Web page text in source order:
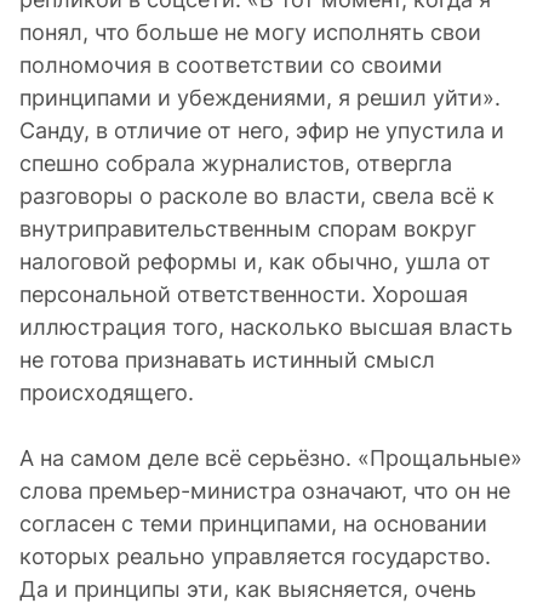
понял, что больше не могу исполнять свои
полномочия в соответствии со своими
принципами и убеждениями, я решил уйти».
Санду, в отличие от него, эфир не упустила и
спешно собрала журналистов, отвергла
разговоры о расколе во власти, свела всё к
внутриправительственным спорам вокруг
налоговой реформы и, как обычно, ушла от
персональной ответственности. Хорошая
иллюстрация того, насколько высшая власть
не готова признавать истинный смысл
происходящего.
А на самом деле всё серьёзно. «Прощальные»
слова премьер-министра означают, что он не
согласен с теми принципами, на основании
которых реально управляется государство.
Да и принципы эти, как выясняется, очень